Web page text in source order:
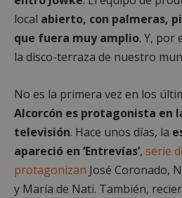
local abierto, con palmeras,
que fuera muy amplio. Y, por
la disco-terraza de nuestro
No es la primera vez en los
Alcorcón es protagonista en
televisión. Hace unos días, la
apareció en ‘Entrevías’, serie
protagonizan José Coronado,
y María de Nati. También,
Cookies estrictamente
Cookies de
Cookies de
Cookies no
funcionalidad principal del
inicio de sesión de usuario y la
El sitio web no se puede
las cookies estrictamente